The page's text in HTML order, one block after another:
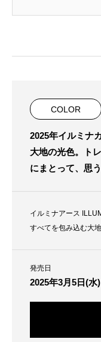
COLOR
2025年イルミナ
大地の光色。ト
にまとって、思
イルミナアース
すべてを包み込む大
発売日
2025年3月5日(水)